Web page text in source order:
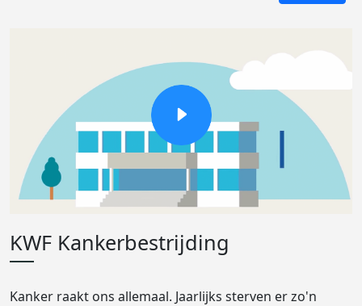
KWF Kankerbestrijding
Kanker raakt ons allemaal. Jaarlijks sterven er zo'n